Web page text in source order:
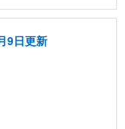
9日更新